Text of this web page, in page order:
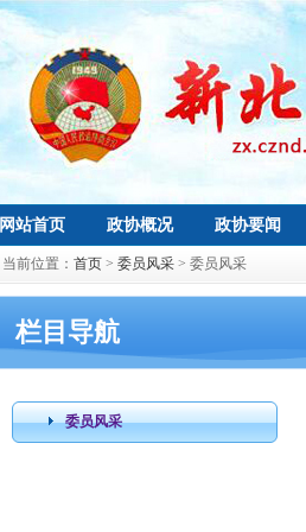
网站首页 政协概况 政协要闻
当前位置： 首页 > 委员风采 > 委员风采
栏目导航
委员风采